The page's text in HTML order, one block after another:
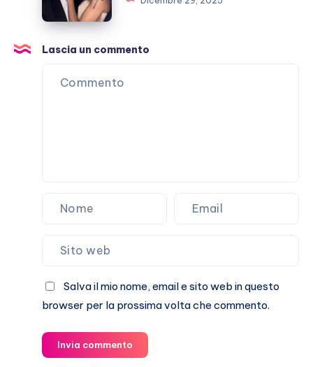
finita?
E
Marracash?
Lascia un commento
Salva il mio nome, email e sito web in questo
browser per la prossima volta che commento.
Invia commento